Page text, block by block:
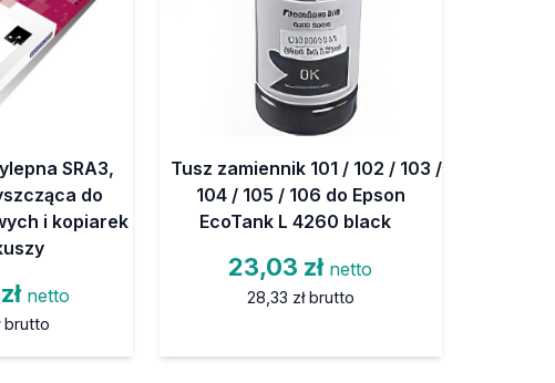
SRA3,
do
i kopiarek
netto
brutto
Tusz zamiennik 101 / 102 / 103 /
104 / 105 / 106 do Epson
EcoTank L 4260 black
23,03 zł netto
28,33 zł brutto